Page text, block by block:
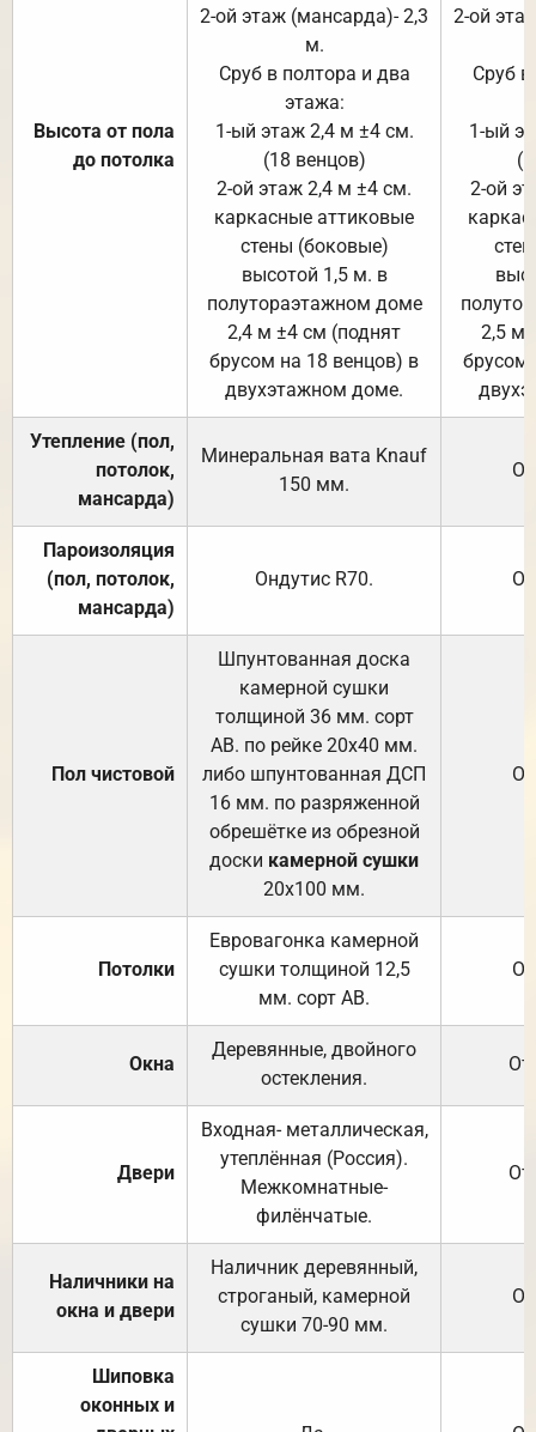
Высота от пола
до потолка
2-ой этаж (мансарда)- 2,3
м.
Сруб в полтора и два
этажа:
1-ый этаж 2,4 м ±4 см.
(18 венцов)
2-ой этаж 2,4 м ±4 см.
каркасные аттиковые
стены (боковые)
высотой 1,5 м. в
полутораэтажном доме
2,4 м ±4 см (поднят
брусом на 18 венцов) в
двухэтажном доме.
2-ой
Сруб
1-ый
2-ой
2,5 м
брусом
Утепление (пол,
потолок,
мансарда)
Минеральная вата Knauf
150 мм.
Пароизоляция
(пол, потолок,
мансарда)
Ондутис R70.
Пол чистовой
Шпунтованная доска
камерной сушки
толщиной 36 мм. сорт
АВ. по рейке 20х40 мм.
либо шпунтованная ДСП
16 мм. по разряженной
обрешётке из обрезной
доски камерной сушки
20х100 мм.
Потолки
Евровагонка камерной
сушки толщиной 12,5
мм. сорт АВ.
Окна
Деревянные, двойного
остекления.
Двери
Входная- металлическая,
утеплённая (Россия).
Межкомнатные-
филёнчатые.
Наличники на
окна и двери
Наличник деревянный,
строганый, камерной
сушки 70-90 мм.
Шиповка
оконных и